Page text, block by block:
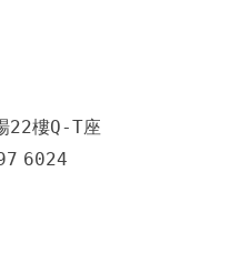
22樓Q-T座
6024